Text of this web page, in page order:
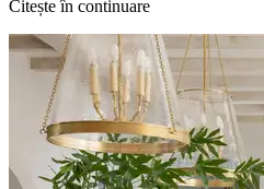
Citește în continuare